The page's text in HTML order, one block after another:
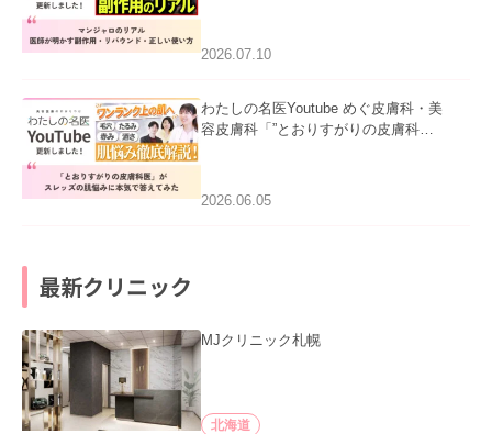
た。
2026.07.10
わたしの名医Youtube めぐ皮膚科・美
容皮膚科「”とおりすがりの皮膚科
2026.06.05
最新クリニック
MJクリニック札幌
北海道